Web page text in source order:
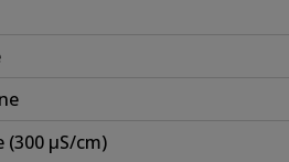
(300 µS/cm)